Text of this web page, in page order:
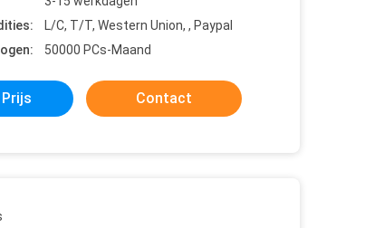
L/C, T/T, Western Union, , Paypal
50000 PCs-Maand
Contact